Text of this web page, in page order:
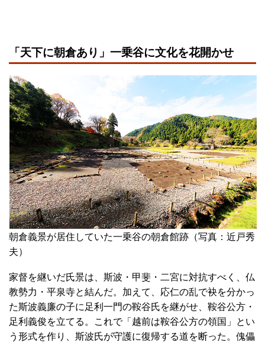
「天下に朝倉あり」一乗谷に文化を花開かせ
朝倉義景が居住していた一乗谷の朝倉館跡（写真：近戸秀
夫）
家督を継いだ氏景は、斯波・甲斐・二宮に対抗すべく、仏
教勢力・平泉寺と結んだ。加えて、応仁の乱で袂を分かっ
た斯波義廉の子に足利一門の鞍谷氏を継がせ、鞍谷公方・
足利義俊を立てる。これで「越前は鞍谷公方の領国」とい
う形式を作り、斯波氏が守護に復帰する道を断った。傀儡